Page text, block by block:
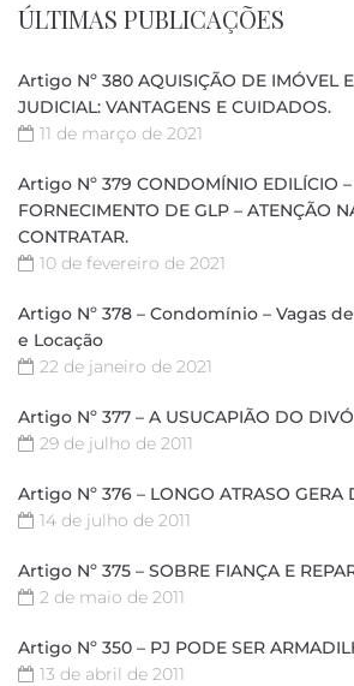
ÚLTIMAS PUBLICAÇÕES
Artigo Nº 380 AQUISIÇÃO DE IMÓVEL
JUDICIAL: VANTAGENS E CUIDADOS.
11 de março de 2021
Artigo Nº 379 CONDOMÍNIO EDILÍCIO
FORNECIMENTO DE GLP – ATENÇÃO
CONTRATAR.
10 de fevereiro de 2021
Artigo Nº 378 – Condomínio – Vagas
e Locação
22 de janeiro de 2021
Artigo Nº 377 – A USUCAPIÃO DO
29 de julho de 2011
Artigo Nº 376 – LONGO ATRASO GERA
14 de julho de 2011
Artigo Nº 375 – SOBRE FIANÇA E
2 de maio de 2011
Artigo Nº 350 – PJ PODE SER
13 de abril de 2011